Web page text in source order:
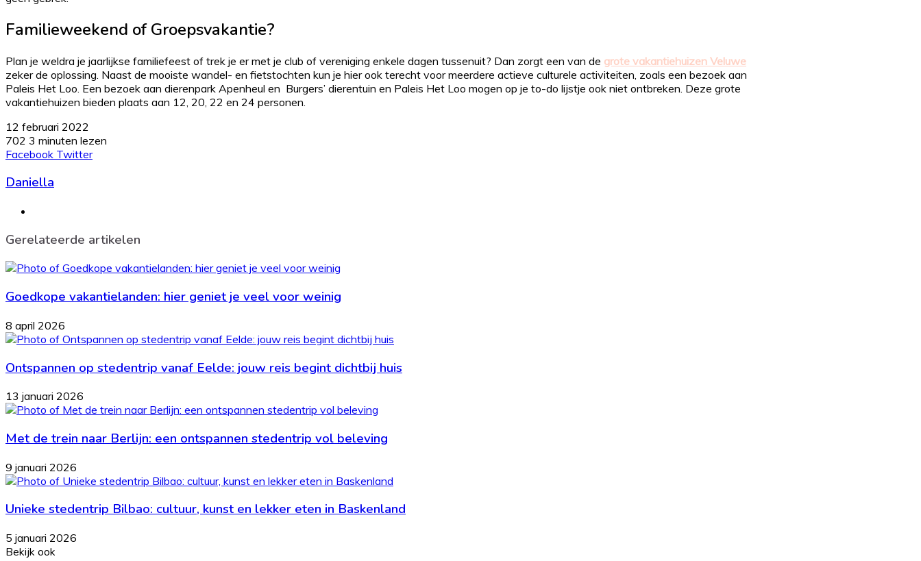
Familieweekend of Groepsvakantie?
Plan je weldra je jaarlijkse familiefeest of trek je er met je club of vereniging enkele dagen tussenuit? Dan zorgt een van de grote vakantiehuizen Veluwe
zeker de oplossing. Naast de mooiste wandel- en fietstochten kun je hier ook terecht voor meerdere actieve culturele activiteiten, zoals een bezoek aan
Paleis Het Loo. Een bezoek aan dierenpark Apenheul en Burgers’ dierentuin en Paleis Het Loo mogen op je to-do lijstje ook niet ontbreken. Deze grote
vakantiehuizen bieden plaats aan 12, 20, 22 en 24 personen.
12 februari 2022
702 3 minuten lezen
Facebook TwitterLinkedIn
Tumblr
Pinterest
WhatsApp
Deel
Print
Daniella
Gerelateerde artikelen
Goedkope vakantielanden: hier geniet je veel voor weinig
8 april 2026
Ontspannen op stedentrip vanaf Eelde: jouw reis begint dichtbij huis
13 januari 2026
Met de trein naar Berlijn: een ontspannen stedentrip vol beleving
9 januari 2026
Unieke stedentrip Bilbao: cultuur, kunst en lekker eten in Baskenland
5 januari 2026
Bekijk ook